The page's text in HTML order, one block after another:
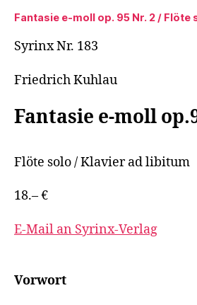
Fantasie e-moll op. 95 Nr. 2 / Flöte
Syrinx Nr. 183
Friedrich Kuhlau
Fantasie e-moll
Flöte solo / Klavier ad libitum
18.– €
E-Mail an Syrinx-Verlag
Vorwort